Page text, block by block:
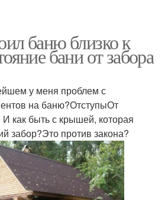
баню близко к
бани от забора
у меня проблем с
на баню?ОтступыОт
как быть с крышей, которая
забор?Это против закона?